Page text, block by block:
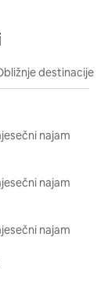
destinacije
najam
najam
najam